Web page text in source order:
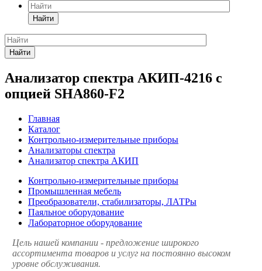
Найти
Найти
Анализатор спектра АКИП-4216 с
опцией SHA860-F2
Главная
Каталог
Контрольно-измерительные приборы
Анализаторы спектра
Анализатор спектра АКИП
Контрольно-измерительные приборы
Промышленная мебель
Преобразователи, стабилизаторы, ЛАТРы
Паяльное оборудование
Лабораторное оборудование
Цель нашей компании - предложение широкого
ассортимента товаров и услуг на постоянно высоком
уровне обслуживания.